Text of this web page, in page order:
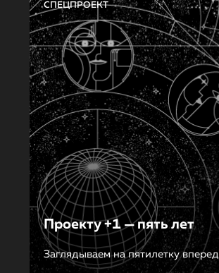
СПЕЦПРОЕКТ
Проекту +1 — пять лет
Заглядываем на пятилетку вперед